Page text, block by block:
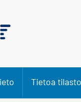
Tietoa